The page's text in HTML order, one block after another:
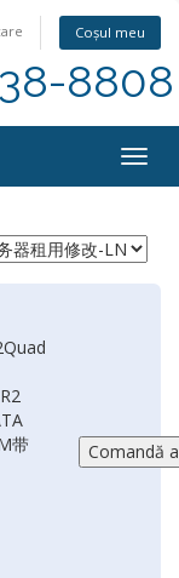
Coșul meu
8808
带